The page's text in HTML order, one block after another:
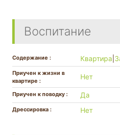
Воспитание
Содержание : Квартира
Приучен к жизни в
квартире :
Нет
Приучен к поводку : Да
Дрессировка : Нет